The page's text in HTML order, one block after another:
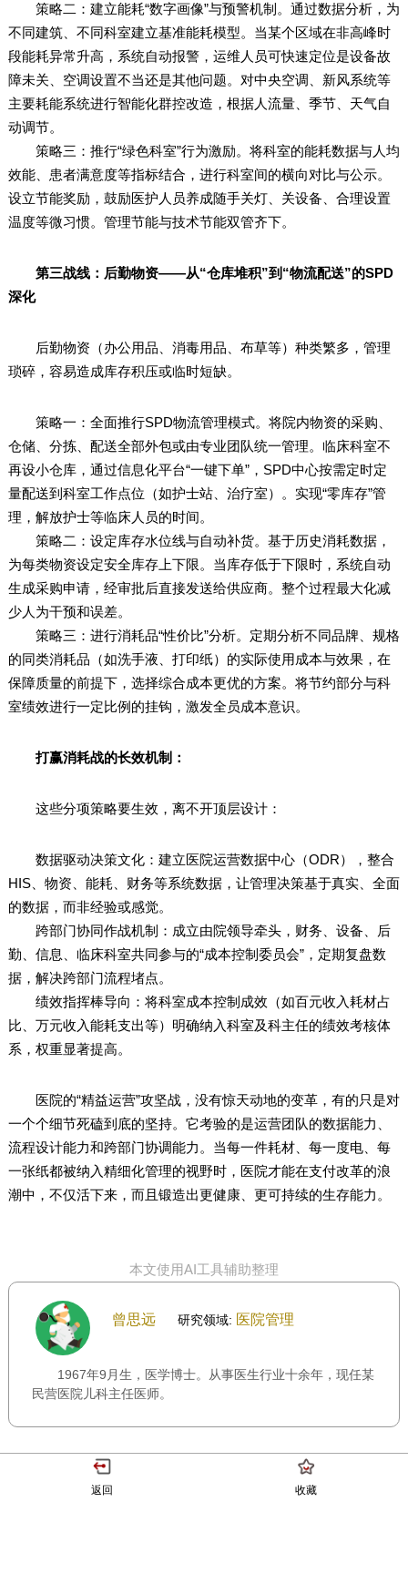
策略二：建立能耗“数字画像”与预警机制。通过数据分析，为
不同建筑、不同科室建立基准能耗模型。当某个区域在非高峰时
段能耗异常升高，系统自动报警，运维人员可快速定位是设备故
障未关、空调设置不当还是其他问题。对中央空调、新风系统等
主要耗能系统进行智能化群控改造，根据人流量、季节、天气自
动调节。
策略三：推行“绿色科室”行为激励。将科室的能耗数据与人均
效能、患者满意度等指标结合，进行科室间的横向对比与公示。
设立节能奖励，鼓励医护人员养成随手关灯、关设备、合理设置
温度等微习惯。管理节能与技术节能双管齐下。
第三战线：后勤物资——从“仓库堆积”到“物流配送”的SPD
深化
后勤物资（办公用品、消毒用品、布草等）种类繁多，管理
琐碎，容易造成库存积压或临时短缺。
策略一：全面推行SPD物流管理模式。将院内物资的采购、
仓储、分拣、配送全部外包或由专业团队统一管理。临床科室不
再设小仓库，通过信息化平台“一键下单”，SPD中心按需定时定
量配送到科室工作点位（如护士站、治疗室）。实现“零库存”管
理，解放护士等临床人员的时间。
策略二：设定库存水位线与自动补货。基于历史消耗数据，
为每类物资设定安全库存上下限。当库存低于下限时，系统自动
生成采购申请，经审批后直接发送给供应商。整个过程最大化减
少人为干预和误差。
策略三：进行消耗品“性价比”分析。定期分析不同品牌、规格
的同类消耗品（如洗手液、打印纸）的实际使用成本与效果，在
保障质量的前提下，选择综合成本更优的方案。将节约部分与科
室绩效进行一定比例的挂钩，激发全员成本意识。
打赢消耗战的长效机制：
这些分项策略要生效，离不开顶层设计：
数据驱动决策文化：建立医院运营数据中心（ODR），整合
HIS、物资、能耗、财务等系统数据，让管理决策基于真实、全面
的数据，而非经验或感觉。
跨部门协同作战机制：成立由院领导牵头，财务、设备、后
勤、信息、临床科室共同参与的“成本控制委员会”，定期复盘数
据，解决跨部门流程堵点。
绩效指挥棒导向：将科室成本控制成效（如百元收入耗材占
比、万元收入能耗支出等）明确纳入科室及科主任的绩效考核体
系，权重显著提高。
医院的“精益运营”攻坚战，没有惊天动地的变革，有的只是对
一个个细节死磕到底的坚持。它考验的是运营团队的数据能力、
流程设计能力和跨部门协调能力。当每一件耗材、每一度电、每
一张纸都被纳入精细化管理的视野时，医院才能在支付改革的浪
潮中，不仅活下来，而且锻造出更健康、更可持续的生存能力。
本文使用AI工具辅助整理
曾思远 研究领域: 医院管理
1967年9月生，医学博士。从事医生行业十余年，现任某
民营医院儿科主任医师。
返回 收藏